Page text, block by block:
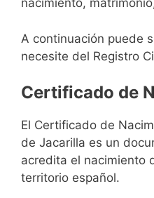
nacimiento,
A continuación puede
necesite del Registro
Certificado de
El Certificado de
de Jacarilla es un
acredita el nacimiento
territorio español.